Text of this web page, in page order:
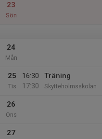
23
Sön
24
Mån
25
Tis
16:30
17:30
Träning
Skytteholmsskolan
26
Ons
27